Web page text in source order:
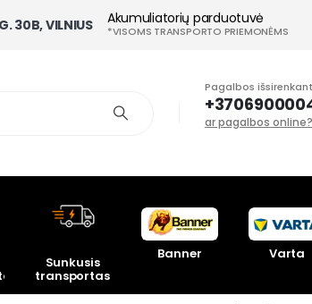
30B, VILNIUS Akumuliatorių parduotuvė
*VISOMS TRANSPORTO PRIEMONĖMS
Pagalbos
ar pagalbos online?
Sunkusis
transportas
Banner Varta